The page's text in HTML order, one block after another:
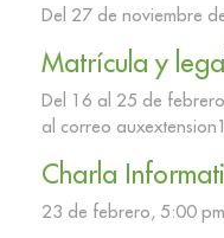
Del 27 de noviembre
Matrícula y
Del 16 al 25 de
al correo
Charla
23 de febrero, 5:00